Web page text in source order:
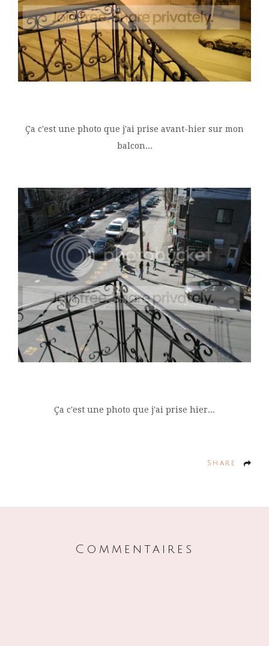
Ça c'est une photo que j'ai prise avant-hier sur mon
balcon...
Ça c'est une photo que j'ai prise hier...
Share
Commentaires